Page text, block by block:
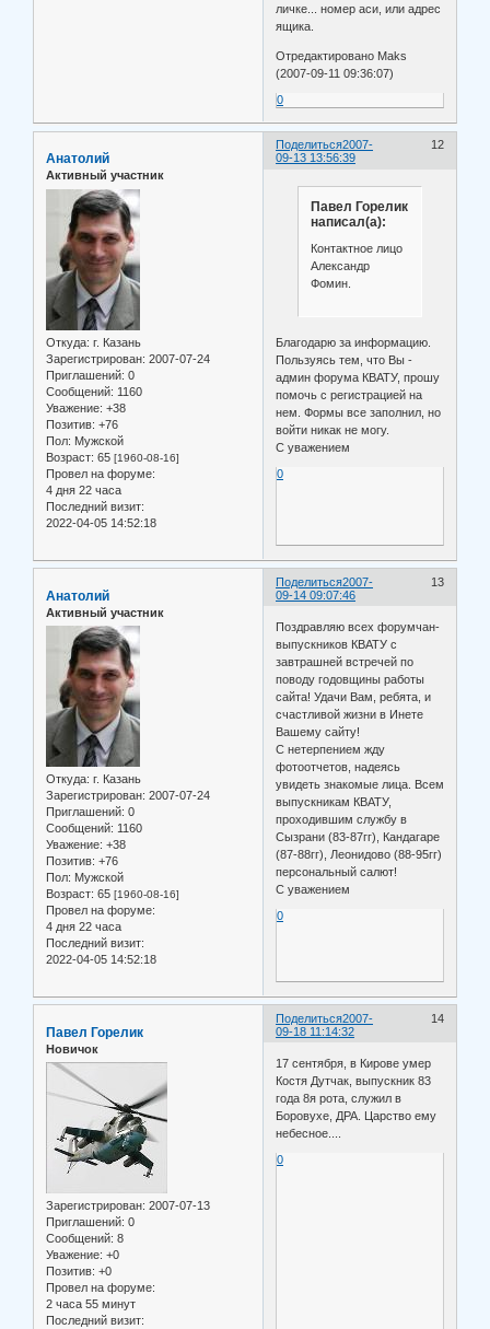
личке... номер аси, или адрес
ящика.
Отредактировано Maks
(2007-09-11 09:36:07)
0
Поделиться 12
2007-
09-13 13:56:39
Анатолий
Активный участник
Откуда: г. Казань
Зарегистрирован: 2007-07-24
Приглашений: 0
Сообщений: 1160
Уважение: +38
Позитив: +76
Пол: Мужской
Возраст: 65 [1960-08-16]
Провел на форуме:
4 дня 22 часа
Последний визит:
2022-04-05 14:52:18
Павел Горелик
написал(а):
Контактное лицо
Александр
Фомин.
Благодарю за информацию.
Пользуясь тем, что Вы -
админ форума КВАТУ, прошу
помочь с регистрацией на
нем. Формы все заполнил, но
войти никак не могу.
С уважением
0
Поделиться 13
2007-
09-14 09:07:46
Анатолий
Активный участник
Откуда: г. Казань
Зарегистрирован: 2007-07-24
Приглашений: 0
Сообщений: 1160
Уважение: +38
Позитив: +76
Пол: Мужской
Возраст: 65 [1960-08-16]
Провел на форуме:
4 дня 22 часа
Последний визит:
2022-04-05 14:52:18
Поздравляю всех форумчан-
выпускников КВАТУ с
завтрашней встречей по
поводу годовщины работы
сайта! Удачи Вам, ребята, и
счастливой жизни в Инете
Вашему сайту!
С нетерпением жду
фотоотчетов, надеясь
увидеть знакомые лица. Всем
выпускникам КВАТУ,
проходившим службу в
Сызрани (83-87гг), Кандагаре
(87-88гг), Леонидово (88-95гг)
персональный салют!
С уважением
0
Поделиться 14
2007-
09-18 11:14:32
Павел Горелик
Новичок
Зарегистрирован: 2007-07-13
Приглашений: 0
Сообщений: 8
Уважение: +0
Позитив: +0
Провел на форуме:
2 часа 55 минут
Последний визит:
17 сентября, в Кирове умер
Костя Дутчак, выпускник 83
года 8я рота, служил в
Боровухе, ДРА. Царство ему
небесное....
0